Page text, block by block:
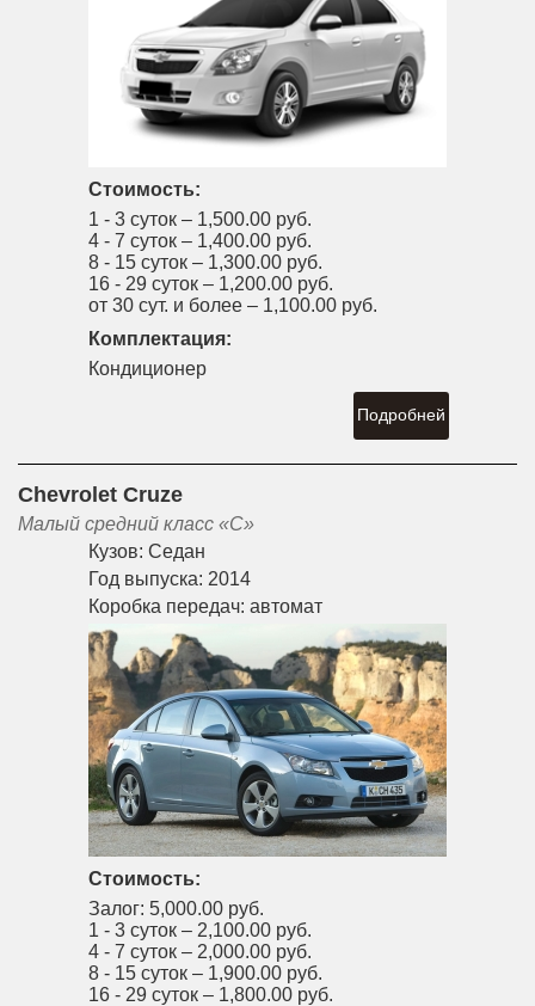
Стоимость:
1 - 3 суток – 1,500.00 руб.
4 - 7 суток – 1,400.00 руб.
8 - 15 суток – 1,300.00 руб.
16 - 29 суток – 1,200.00 руб.
от 30 сут. и более – 1,100.00 руб.
Комплектация:
Кондиционер
Подробней
Chevrolet Cruze
Малый средний класс «С»
Кузов: Седан
Год выпуска: 2014
Коробка передач: автомат
Стоимость:
Залог: 5,000.00 руб.
1 - 3 суток – 2,100.00 руб.
4 - 7 суток – 2,000.00 руб.
8 - 15 суток – 1,900.00 руб.
16 - 29 суток – 1,800.00 руб.